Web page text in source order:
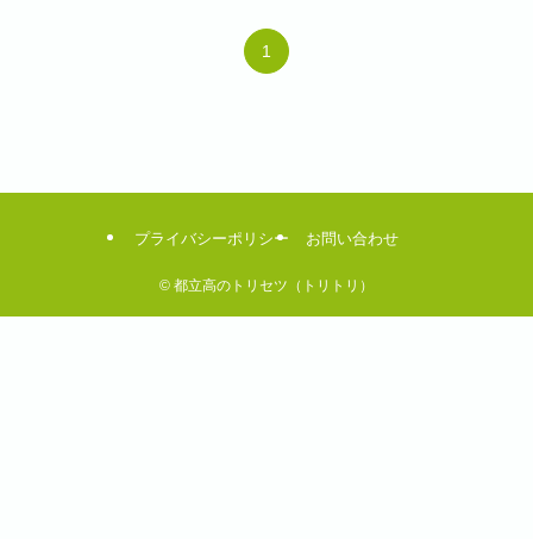
1
プライバシーポリシー お問い合わせ
© 都立高のトリセツ（トリトリ）